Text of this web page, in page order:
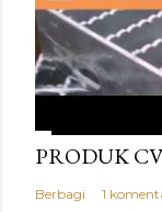
PRODUK
Berbagi 1